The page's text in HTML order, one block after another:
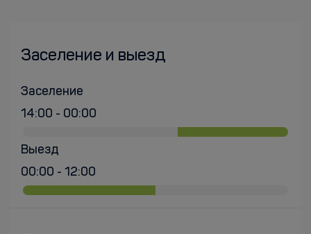
Заселение и выезд
Заселение
14:00 - 00:00
Выезд
00:00 - 12:00